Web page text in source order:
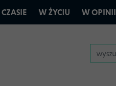
W ŻYCIU W OPINII